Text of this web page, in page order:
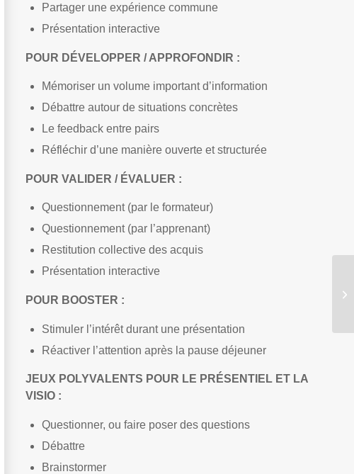
Partager une expérience commune
Présentation interactive
POUR DÉVELOPPER / APPROFONDIR :
Mémoriser un volume important d’information
Débattre autour de situations concrètes
Le feedback entre pairs
Réfléchir d’une manière ouverte et structurée
POUR VALIDER / ÉVALUER :
Questionnement (par le formateur)
Questionnement (par l’apprenant)
Restitution collective des acquis
Présentation interactive
POUR BOOSTER :
Stimuler l’intérêt durant une présentation
Réactiver l’attention après la pause déjeuner
JEUX POLYVALENTS POUR LE PRÉSENTIEL ET LA
VISIO :
Questionner, ou faire poser des questions
Débattre
Brainstormer